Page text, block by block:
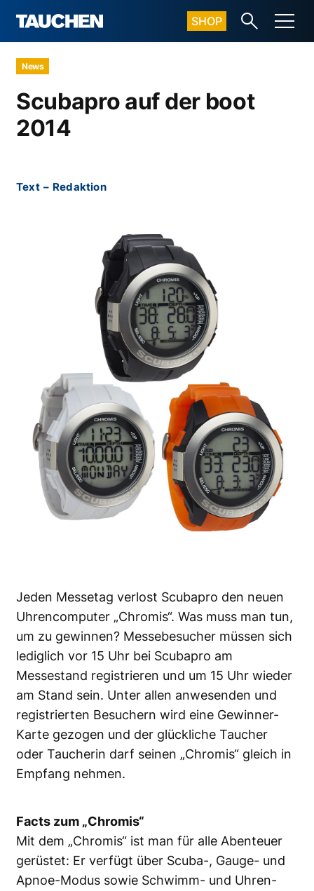
SHOP
News
Scubapro auf der boot
2014
Text – Redaktion
Jeden Messetag verlost Scubapro den neuen
Uhrencomputer „Chromis“. Was muss man tun,
um zu gewinnen? Messebesucher müssen sich
lediglich vor 15 Uhr bei Scubapro am
Messestand registrieren und um 15 Uhr wieder
am Stand sein. Unter allen anwesenden und
registrierten Besuchern wird eine Gewinner-
Karte gezogen und der glückliche Taucher
oder Taucherin darf seinen „Chromis“ gleich in
Empfang nehmen.
Facts zum „Chromis“
Mit dem „Chromis“ ist man für alle Abenteuer
gerüstet: Er verfügt über Scuba-, Gauge- und
Apnoe-Modus sowie Schwimm- und Uhren-